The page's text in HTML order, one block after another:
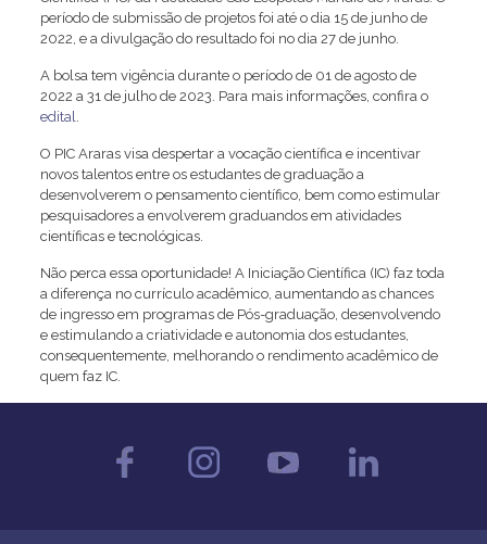
período de submissão de projetos foi até o dia 15 de junho de
2022, e a divulgação do resultado foi no dia 27 de junho.
A bolsa tem vigência durante o período de 01 de agosto de
2022 a 31 de julho de 2023. Para mais informações, confira o
edital.
O PIC Araras visa despertar a vocação científica e incentivar
novos talentos entre os estudantes de graduação a
desenvolverem o pensamento científico, bem como estimular
pesquisadores a envolverem graduandos em atividades
científicas e tecnológicas.
Não perca essa oportunidade! A Iniciação Científica (IC) faz toda
a diferença no currículo acadêmico, aumentando as chances
de ingresso em programas de Pós-graduação, desenvolvendo
e estimulando a criatividade e autonomia dos estudantes,
consequentemente, melhorando o rendimento acadêmico de
quem faz IC.